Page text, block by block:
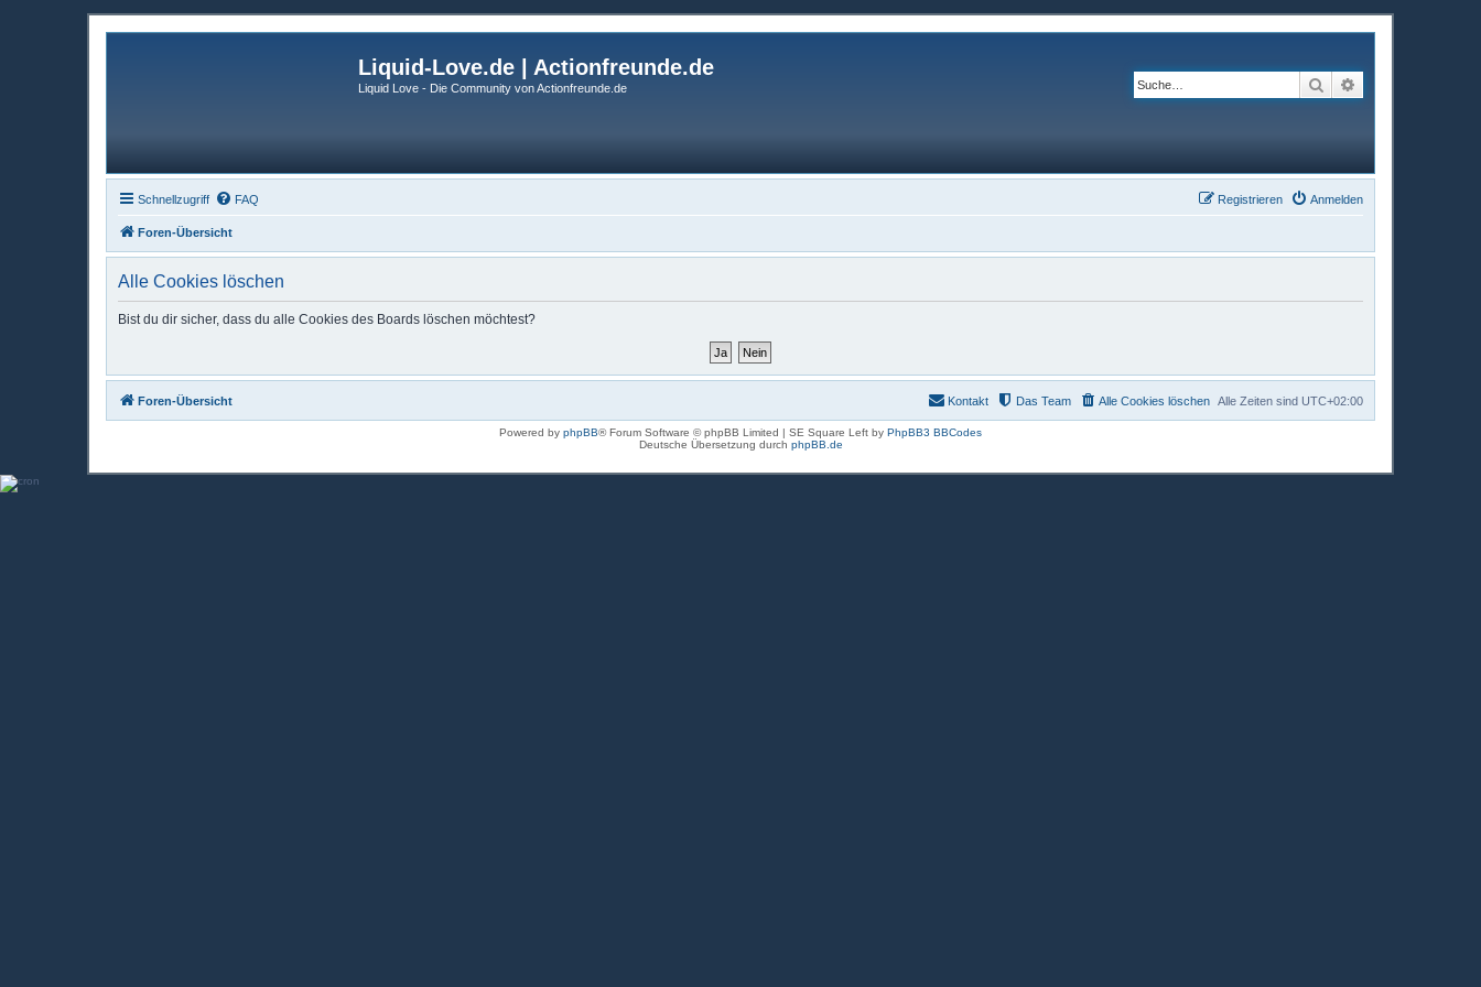
Liquid-Love.de | Actionfreunde.de
Liquid Love - Die Community von Actionfreunde.de Suche
Schnellzugriff FAQ Anmelden
Registrieren
Foren-Übersicht
Alle Cookies löschen
Bist du dir sicher, dass du alle Cookies des Boards löschen möchtest?
Foren-Übersicht Alle Zeiten sind UTC+02:00
Alle Cookies löschen
Das Team
Kontakt
Powered by phpBB® Forum Software © phpBB Limited | SE Square Left by PhpBB3 BBCodes
Deutsche Übersetzung durch phpBB.de